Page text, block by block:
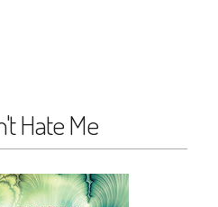
Hate Me